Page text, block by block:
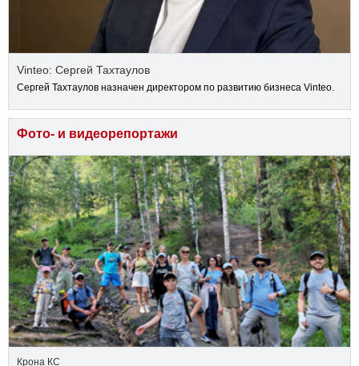
Vinteo: Сергей Тахтаулов
Сергей Тахтаулов назначен директором по развитию бизнеса Vinteo.
Фото- и видеорепортажи
Крона КС